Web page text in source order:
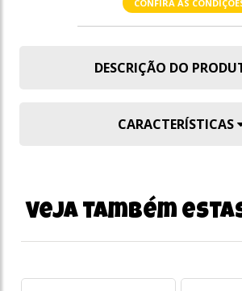
CONFIRA AS
DESCRIÇÃO DO
CARACTERÍSTICAS
Veja também